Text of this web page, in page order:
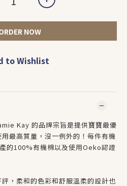
NOW
to Wishlist
Kay 的品牌宗旨是提供寶寶最優
最高質量，沒一例外的！每件有機
的100%有機棉以及使用Oeko認證
，柔和的色彩和舒服溫柔的設計也